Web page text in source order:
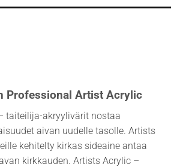
Professional Artist Acrylic
taiteilija-akryylivärit nostaa
aivan uudelle tasolle. Artists
kehitelty kirkas sideaine antaa
kirkkauden. Artists Acrylic –